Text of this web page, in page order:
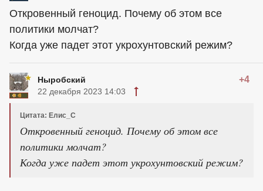
Откровенный геноцид. Почему об этом все
политики молчат?
Когда уже падет этот укрохунтовский режим?
Ныробский +4
22 декабря 2023 14:03
Цитата: Елис_С
Откровенный геноцид. Почему об этом все
политики молчат?
Когда уже падет этот укрохунтовский режим?